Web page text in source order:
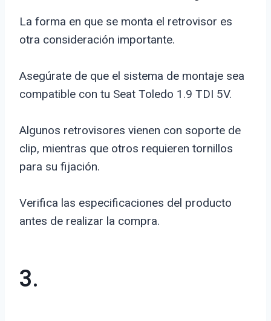
La forma en que se monta el retrovisor es
otra consideración importante.
Asegúrate de que el sistema de montaje sea
compatible con tu Seat Toledo 1.9 TDI 5V.
Algunos retrovisores vienen con soporte de
clip, mientras que otros requieren tornillos
para su fijación.
Verifica las especificaciones del producto
antes de realizar la compra.
3.